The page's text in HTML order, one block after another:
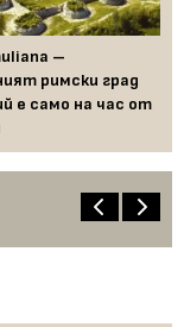
–
римски град
е само на час от